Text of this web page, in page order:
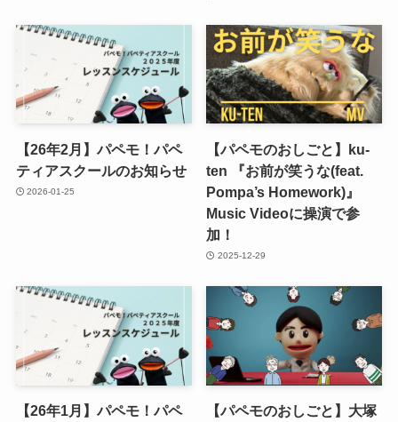
【26年2月】パペモ！パペ
ティアスクールのお知らせ
2026-01-25
【パペモのおしごと】ku-
ten 『お前が笑うな(feat.
Pompa’s Homework)』
Music Videoに操演で参
加！
2025-12-29
【26年1月】パペモ！パペ
【パペモのおしごと】大塚